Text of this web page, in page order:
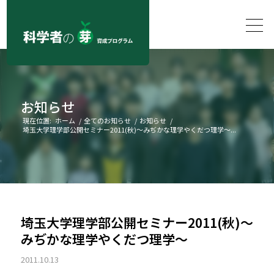
お知らせ
現在位置: ホーム / 全てのお知らせ / お知らせ /
埼玉大学理学部公開セミナー2011(秋)～みぢかな理学やくだつ理学～...
埼玉大学理学部公開セミナー2011(秋)～
みぢかな理学やくだつ理学～
2011.10.13